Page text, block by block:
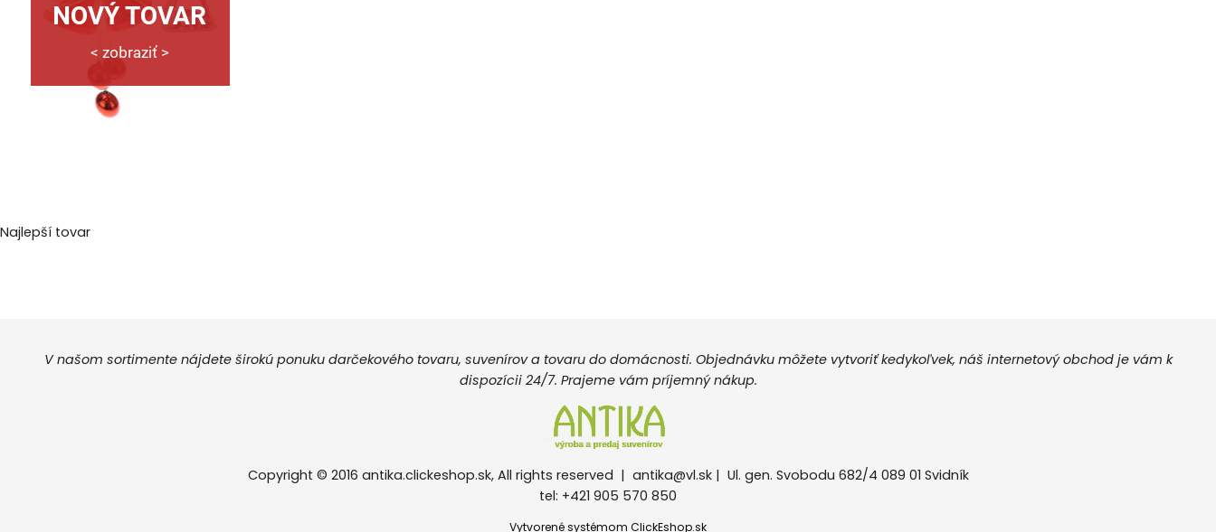
Najlepší tovar
V našom sortimente nájdete širokú ponuku darčekového tovaru, suvenírov a tovaru do domácnosti. Objednávku môžete vytvoriť kedykoľvek, náš internetový obchod je vám k
dispozícii 24/7. Prajeme vám príjemný nákup.
Copyright © 2016 antika.clickeshop.sk, All rights reserved | antika@vl.sk| Ul. gen. Svobodu 682/4 089 01 Svidník
tel: +421 905 570 850
Vytvorené systémom ClickEshop.sk